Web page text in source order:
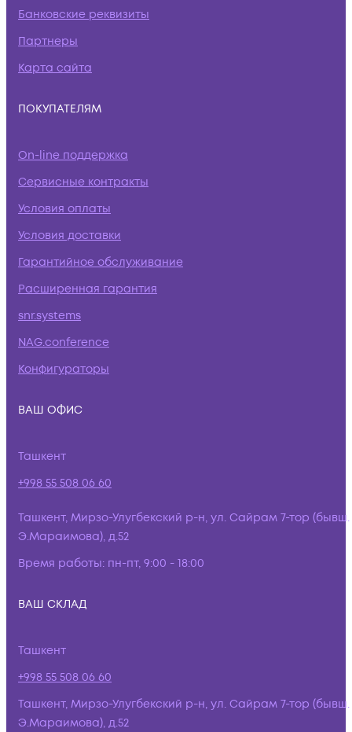
Банковские реквизиты
Партнеры
Карта сайта
ПОКУПАТЕЛЯМ
On-line поддержка
Сервисные контракты
Условия оплаты
Условия доставки
Гарантийное обслуживание
Расширенная гарантия
snr.systems
NAG.conference
Конфигураторы
ВАШ ОФИС
Ташкент
+998 55 508 06 60
Ташкент, Мирзо-Улугбекский р-н, ул. Сайрам 7-тор (бывш.
Э.Мараимова), д.52
Время работы: пн-пт, 9:00 - 18:00
ВАШ СКЛАД
Ташкент
+998 55 508 06 60
Ташкент, Мирзо-Улугбекский р-н, ул. Сайрам 7-тор (бывш.
Э.Мараимова), д.52